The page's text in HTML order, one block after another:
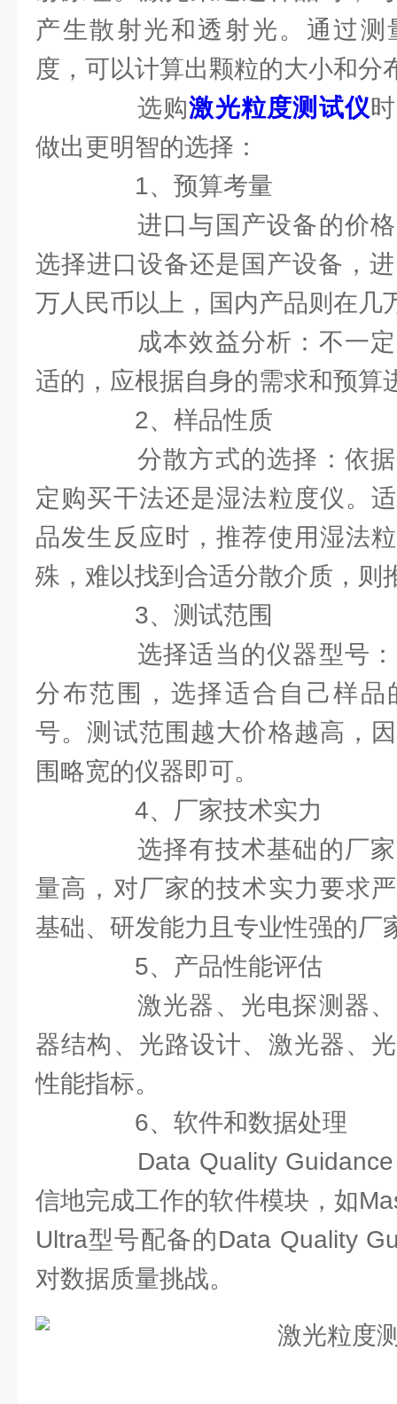
产生散射光和透射光。通过
度，可以计算出颗粒的大小和分
选购激光粒度测试仪
做出更明智的选择：
1、预算考量
进口与国产设备的价格
选择进口设备还是国产设备，
万人民币以上，国内产品则在几
成本效益分析：不一定
适的，应根据自身的需求和预算
2、样品性质
分散方式的选择：依据
定购买干法还是湿法粒度仪。
品发生反应时，推荐使用湿法
殊，难以找到合适分散介质，则
3、测试范围
选择适当的仪器型号：
分布范围，选择适合自己样品
号。测试范围越大价格越高，
围略宽的仪器即可。
4、厂家技术实力
选择有技术基础的厂家
量高，对厂家的技术实力要求
基础、研发能力且专业性强的厂
5、产品性能评估
激光器、光电探测器、
器结构、光路设计、激光器、
性能指标。
6、软件和数据处理
Data Quality Guidance
信地完成工作的软件模块，如
Ultra型号配备的Data Quality
对数据质量挑战。